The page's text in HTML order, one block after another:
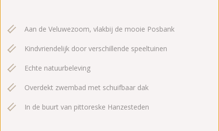
Aan de Veluwezoom, vlakbij de mooie Posbank
Kindvriendelijk door verschillende speeltuinen
Echte natuurbeleving
Overdekt zwembad met schuifbaar dak
In de buurt van pittoreske Hanzesteden